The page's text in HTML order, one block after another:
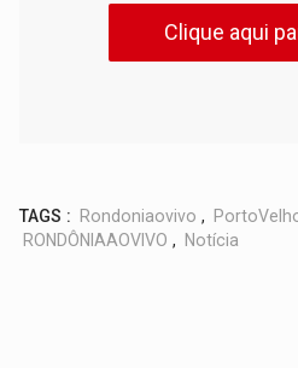
Clique aqui
TAGS : Rondoniaovivo ,
RONDÔNIAAOVIVO , Notícia